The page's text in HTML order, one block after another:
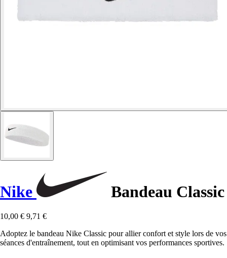
Nike Bandeau Classic
10,00 € 9,71 €
Adoptez le bandeau Nike Classic pour allier confort et style lors de vos
séances d'entraînement, tout en optimisant vos performances sportives.